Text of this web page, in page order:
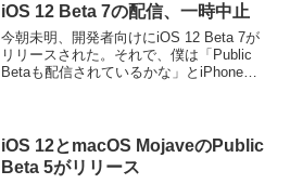
iOS 12 Beta 7の配信、一時中止
今朝未明、開発者向けにiOS 12 Beta 7が
リリースされた。それで、僕は「Public
Betaも配信されているかな」とiPhoneの
iOS 12とmacOS MojaveのPublic
Beta 5がリリース